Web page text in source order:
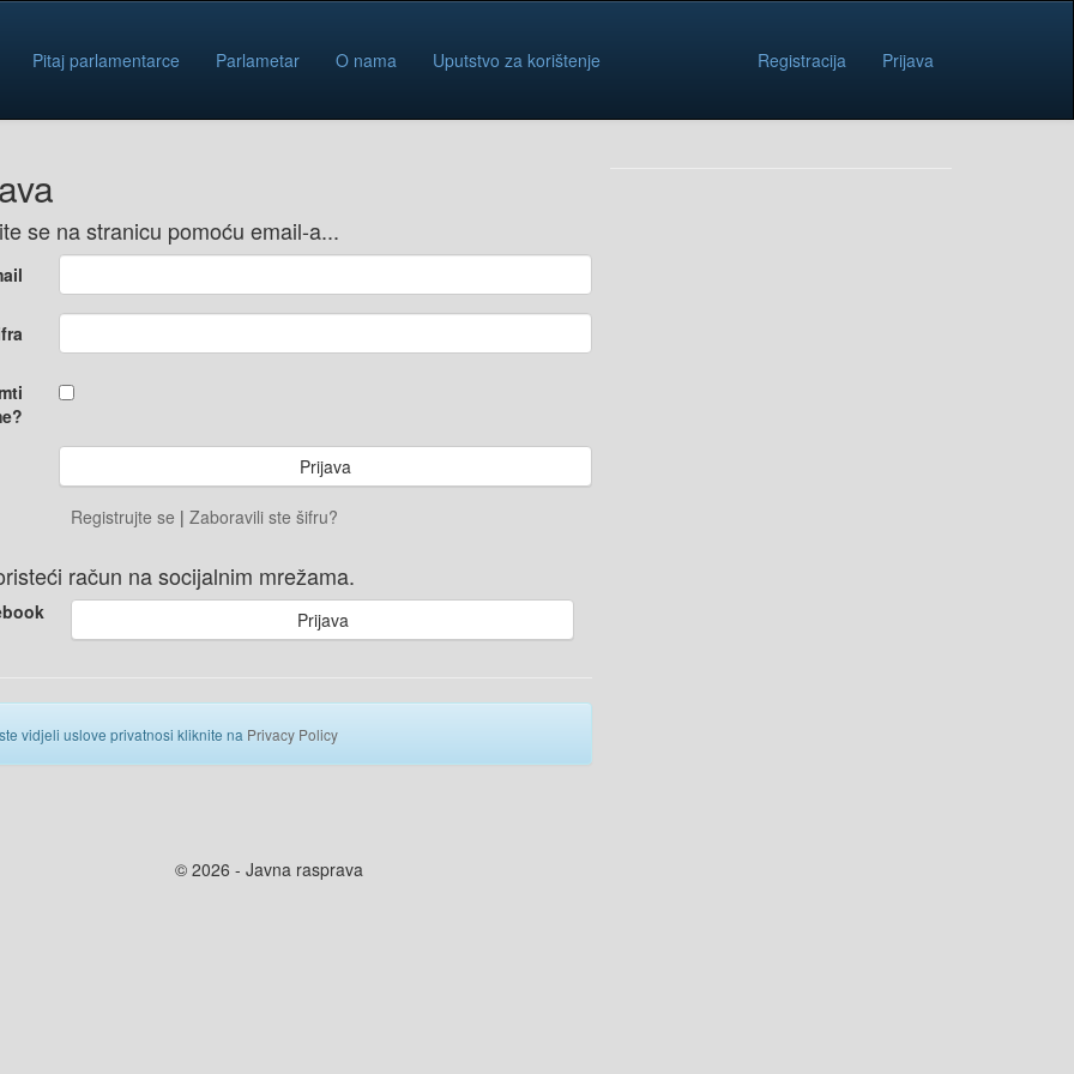
Pitaj parlamentarce Parlametar O nama Uputstvo za korištenje Registracija Prijava
se na stranicu pomoću email-a...
Registrujte se | Zaboravili ste šifru?
račun na socijalnim mrežama.
Prijava
vidjeli uslove privatnosi kliknite na Privacy Policy
© 2026 - Javna rasprava